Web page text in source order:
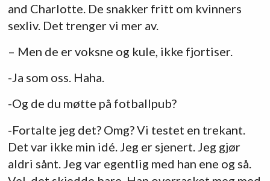
and Charlotte. De snakker fritt om kvinners
sexliv. Det trenger vi mer av.
– Men de er voksne og kule, ikke fjortiser.
-Ja som oss. Haha.
-Og de du møtte på fotballpub?
-Fortalte jeg det? Omg? Vi testet en trekant.
Det var ikke min idé. Jeg er sjenert. Jeg gjør
aldri sånt. Jeg var egentlig med han ene og så.